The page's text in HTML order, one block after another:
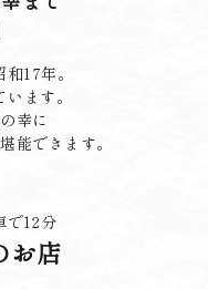
17年。
ます。
幸に
能できます。
で12分
お店